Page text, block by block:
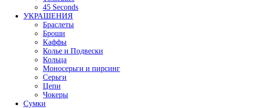
45 Seconds
УКРАШЕНИЯ
Браслеты
Броши
Каффы
Колье и Подвески
Кольца
Моносерьги и пирсинг
Серьги
Цепи
Чокеры
Сумки